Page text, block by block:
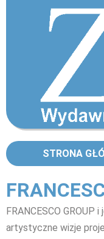
STRONA
FRANCESCO GROUP
artystyczne wizje